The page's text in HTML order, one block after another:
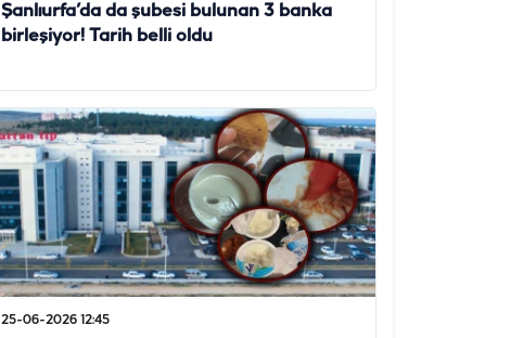
Şanlıurfa’da da şubesi bulunan 3 banka
birleşiyor! Tarih belli oldu
25-06-2026 12:45